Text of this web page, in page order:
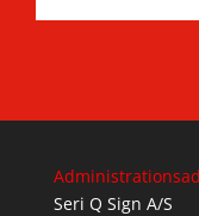
Seri Q Sign A/S